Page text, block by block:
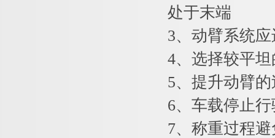
处于末端
3、动臂系统
4、选择较平
5、提升动臂
6、车载停止
7、称重过程